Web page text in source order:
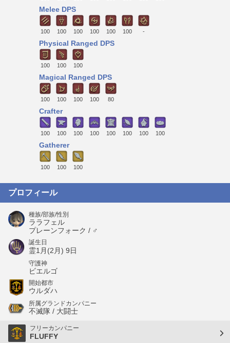
Melee DPS
100 100 100 100 100 100 -
Physical Ranged DPS
100 100 100
Magical Ranged DPS
100 100 100 100 80
Crafter
100 100 100 100 100 100 100 100
Gatherer
100 100 100
プロフィール
種族/部族/性別
ララフェル
プレーンフォーク / ♂
誕生日
霊1月(2月) 9日
守護神
ビエルゴ
開始都市
ウルダハ
所属グランドカンパニー
不滅隊 / 大闘士
フリーカンパニー
FLUFFY